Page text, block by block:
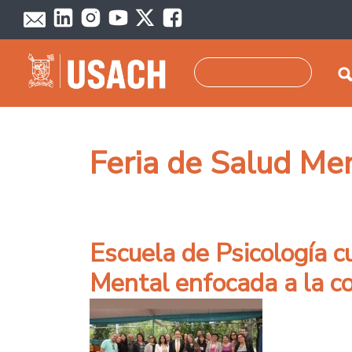
Pasar al contenido principal
Feria de Salud
Escuela de Psicología
Mental enfocada a la